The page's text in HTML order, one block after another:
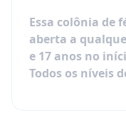
Essa colônia de
aberta a
e 17 anos no
Todos os níveis